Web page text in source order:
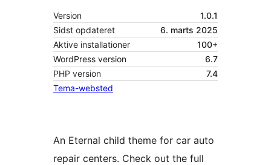
Version
1.0.1
Sidst opdateret
6. marts 2025
Aktive installationer
100+
WordPress version
6.7
PHP version
7.4
Tema-websted
An Eternal child theme for car auto
repair centers. Check out the full